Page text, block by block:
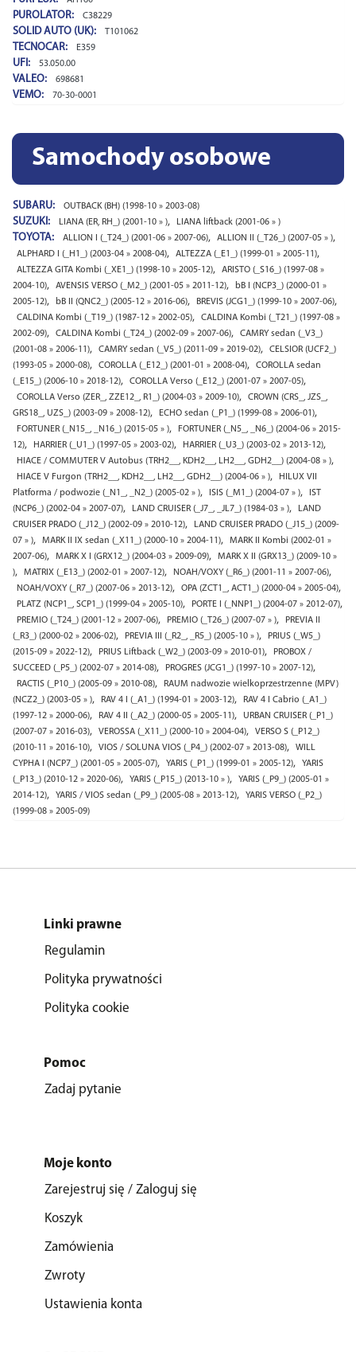
PUROLATOR: C38229
SOLID AUTO (UK): T101062
TECNOCAR: E359
UFI: 53.050.00
VALEO: 698681
VEMO: 70-30-0001
Samochody osobowe
SUBARU: OUTBACK (BH) (1998-10 » 2003-08)
SUZUKI: LIANA (ER, RH_) (2001-10 » ), LIANA liftback (2001-06 » )
TOYOTA: ALLION I (_T24_) (2001-06 » 2007-06), ALLION II (_T26_) (2007-05 » ),
ALPHARD I (_H1_) (2003-04 » 2008-04), ALTEZZA (_E1_) (1999-01 » 2005-11),
ALTEZZA GITA Kombi (_XE1_) (1998-10 » 2005-12),
ARISTO (_S16_) (1997-08 »
2004-10), AVENSIS VERSO (_M2_) (2001-05 » 2011-12),
bB I (NCP3_) (2000-01 »
2005-12), bB II (QNC2_) (2005-12 » 2016-06), BREVIS (JCG1_) (1999-10 » 2007-06),
CALDINA Kombi (_T19_) (1987-12 » 2002-05),
CALDINA Kombi (_T21_) (1997-08 »
2002-09), CALDINA Kombi (_T24_) (2002-09 » 2007-06),
CAMRY sedan (_V3_)
(2001-08 » 2006-11), CAMRY sedan (_V5_) (2011-09 » 2019-02),
CELSIOR (UCF2_)
(1993-05 » 2000-08), COROLLA (_E12_) (2001-01 » 2008-04),
COROLLA sedan
(_E15_) (2006-10 » 2018-12), COROLLA Verso (_E12_) (2001-07 » 2007-05),
COROLLA Verso (ZER_, ZZE12_, R1_) (2004-03 » 2009-10),
CROWN (CRS_, JZS_,
GRS18_, UZS_) (2003-09 » 2008-12), ECHO sedan (_P1_) (1999-08 » 2006-01),
FORTUNER (_N15_, _N16_) (2015-05 » ),
FORTUNER (_N5_, _N6_) (2004-06 » 2015-
12), HARRIER (_U1_) (1997-05 » 2003-02), HARRIER (_U3_) (2003-02 » 2013-12),
HIACE / COMMUTER V Autobus (TRH2__, KDH2__, LH2__, GDH2__) (2004-08 » ),
HIACE V Furgon (TRH2__, KDH2__, LH2__, GDH2__) (2004-06 » ),
HILUX VII
Platforma / podwozie (_N1_, _N2_) (2005-02 » ), ISIS (_M1_) (2004-07 » ),
IST
(NCP6_) (2002-04 » 2007-07), LAND CRUISER (_J7_, _JL7_) (1984-03 » ),
LAND
CRUISER PRADO (_J12_) (2002-09 » 2010-12),
LAND CRUISER PRADO (_J15_) (2009-
07 » ), MARK II IX sedan (_X11_) (2000-10 » 2004-11),
MARK II Kombi (2002-01 »
2007-06), MARK X I (GRX12_) (2004-03 » 2009-09),
MARK X II (GRX13_) (2009-10 »
), MATRIX (_E13_) (2002-01 » 2007-12), NOAH/VOXY (_R6_) (2001-11 » 2007-06),
NOAH/VOXY (_R7_) (2007-06 » 2013-12), OPA (ZCT1_, ACT1_) (2000-04 » 2005-04),
PLATZ (NCP1_, SCP1_) (1999-04 » 2005-10), PORTE I (_NNP1_) (2004-07 » 2012-07),
PREMIO (_T24_) (2001-12 » 2007-06), PREMIO (_T26_) (2007-07 » ),
PREVIA II
(_R3_) (2000-02 » 2006-02), PREVIA III (_R2_, _R5_) (2005-10 » ),
PRIUS (_W5_)
(2015-09 » 2022-12), PRIUS Liftback (_W2_) (2003-09 » 2010-01),
PROBOX /
SUCCEED (_P5_) (2002-07 » 2014-08), PROGRES (JCG1_) (1997-10 » 2007-12),
RACTIS (_P10_) (2005-09 » 2010-08),
RAUM nadwozie wielkoprzestrzenne (MPV)
(NCZ2_) (2003-05 » ), RAV 4 I (_A1_) (1994-01 » 2003-12),
RAV 4 I Cabrio (_A1_)
(1997-12 » 2000-06), RAV 4 II (_A2_) (2000-05 » 2005-11),
URBAN CRUISER (_P1_)
(2007-07 » 2016-03), VEROSSA (_X11_) (2000-10 » 2004-04),
VERSO S (_P12_)
(2010-11 » 2016-10), VIOS / SOLUNA VIOS (_P4_) (2002-07 » 2013-08),
WILL
CYPHA I (NCP7_) (2001-05 » 2005-07), YARIS (_P1_) (1999-01 » 2005-12),
YARIS
(_P13_) (2010-12 » 2020-06), YARIS (_P15_) (2013-10 » ),
YARIS (_P9_) (2005-01 »
2014-12), YARIS / VIOS sedan (_P9_) (2005-08 » 2013-12),
YARIS VERSO (_P2_)
(1999-08 » 2005-09)
Linki prawne
Regulamin
Polityka prywatności
Polityka cookie
Pomoc
Zadaj pytanie
Moje konto
Zarejestruj się / Zaloguj się
Koszyk
Zamówienia
Zwroty
Ustawienia konta